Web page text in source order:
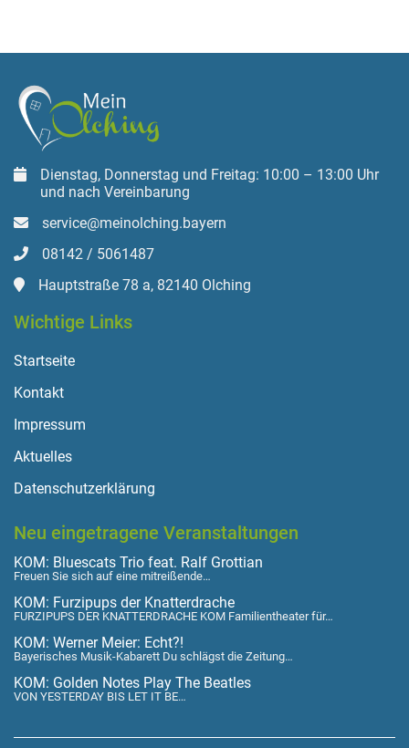
Dienstag, Donnerstag und Freitag: 10:00 – 13:00 Uhr
und nach Vereinbarung
service@meinolching.bayern
08142 / 5061487
Hauptstraße 78 a, 82140 Olching
Wichtige Links
Startseite
Kontakt
Impressum
Aktuelles
Datenschutzerklärung
Neu eingetragene Veranstaltungen
KOM: Bluescats Trio feat. Ralf Grottian
Freuen Sie sich auf eine mitreißende…
KOM: Furzipups der Knatterdrache
FURZIPUPS DER KNATTERDRACHE KOM Familientheater für…
KOM: Werner Meier: Echt?!
Bayerisches Musik-Kabarett Du schlägst die Zeitung…
KOM: Golden Notes Play The Beatles
VON YESTERDAY BIS LET IT BE…